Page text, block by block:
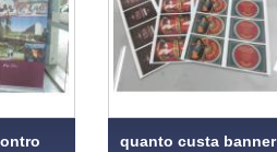
quanto custa banner